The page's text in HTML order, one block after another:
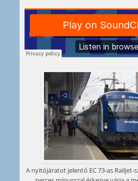
A nyitójáratot jelentő EC 73-as Railjet-